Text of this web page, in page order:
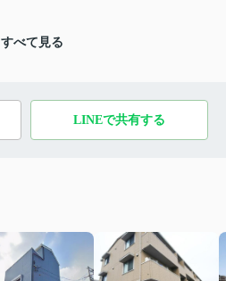
すべて見る
LINEで共有する